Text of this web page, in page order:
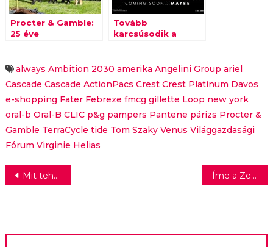
Procter & Gamble:
25 éve
Tovább
karcsúsodik a
always Ambition 2030 amerika Angelini Group ariel
Cascade Cascade ActionPacs Crest Crest Platinum Davos
e-shopping Fater Febreze fmcg gillette Loop new york
oral-b Oral-B CLIC p&g pampers Pantene párizs Procter &
Gamble TerraCycle tide Tom Szaky Venus Világgazdasági
Fórum Virginie Helias
Bejegyzés
Mit tehetünk az influenzaszezonban? Íme a Zewa Designer Pályázat nyertes tervei